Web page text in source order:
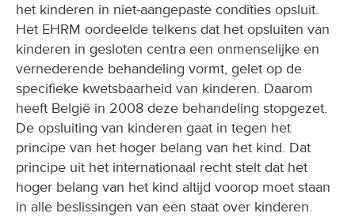
het kinderen in niet-aangepaste condities opsluit.
Het EHRM oordeelde telkens dat het opsluiten van
kinderen in gesloten centra een onmenselijke en
vernederende behandeling vormt, gelet op de
specifieke kwetsbaarheid van kinderen. Daarom
heeft België in 2008 deze behandeling stopgezet.
De opsluiting van kinderen gaat in tegen het
principe van het hoger belang van het kind. Dat
principe uit het internationaal recht stelt dat het
hoger belang van het kind altijd voorop moet staan
in alle beslissingen van een staat over kinderen.